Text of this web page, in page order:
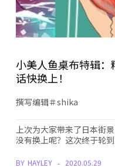
小美人鱼桌布特辑
话快换上！
撰写编辑＃shika
上次为大家带来了日本街
没有换上呢？这次终于轮
BY HAYLEY 2020.05.29